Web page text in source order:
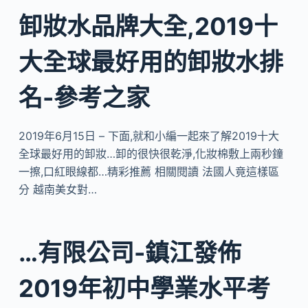
卸妝水品牌大全,2019十
大全球最好用的卸妝水排
名-參考之家
2019年6月15日 – 下面,就和小編一起來了解2019十大
全球最好用的卸妝…卸的很快很乾淨,化妝棉敷上兩秒鐘
一擦,口紅眼線都…精彩推薦 相關閱讀 法國人竟這樣區
分 越南美女對…
…有限公司-鎮江發佈
2019年初中學業水平考